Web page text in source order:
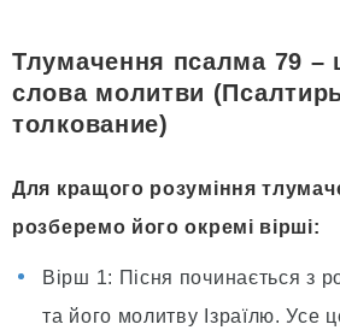
Тлумачення псалма 79 –
слова молитви
толкование)
Для кращого розуміння
розберемо його окремі вірші:
Вірш 1: Пісня починається з
та його молитву Ізраїлю. Усе